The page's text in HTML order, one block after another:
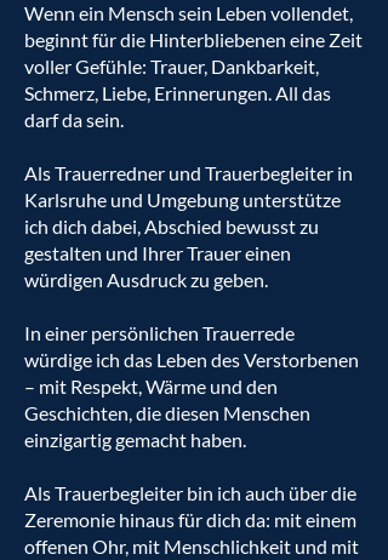
Wenn ein Mensch sein Leben vollendet,
beginnt für die Hinterbliebenen eine Zeit
voller Gefühle: Trauer, Dankbarkeit,
Schmerz, Liebe, Erinnerungen. All das
darf da sein.
Als Trauerredner und Trauerbegleiter in
Karlsruhe und Umgebung unterstütze
ich dich dabei, Abschied bewusst zu
gestalten und Ihrer Trauer einen
würdigen Ausdruck zu geben.
In einer persönlichen Trauerrede
würdige ich das Leben des Verstorbenen
– mit Respekt, Wärme und den
Geschichten, die diesen Menschen
einzigartig gemacht haben.
Als Trauerbegleiter bin ich auch über die
Zeremonie hinaus für dich da: mit einem
offenen Ohr, mit Menschlichkeit und mit